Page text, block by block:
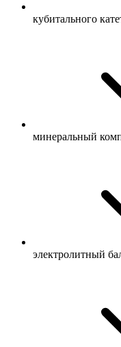
кубитального
минеральный
электролитный